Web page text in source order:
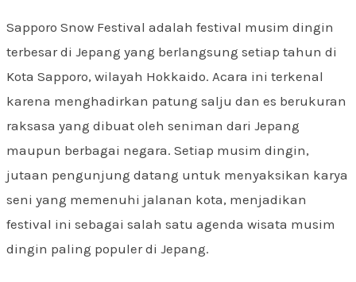
Sapporo Snow Festival adalah festival musim dingin
terbesar di Jepang yang berlangsung setiap tahun di
Kota Sapporo, wilayah Hokkaido. Acara ini terkenal
karena menghadirkan patung salju dan es berukuran
raksasa yang dibuat oleh seniman dari Jepang
maupun berbagai negara. Setiap musim dingin,
jutaan pengunjung datang untuk menyaksikan karya
seni yang memenuhi jalanan kota, menjadikan
festival ini sebagai salah satu agenda wisata musim
dingin paling populer di Jepang.